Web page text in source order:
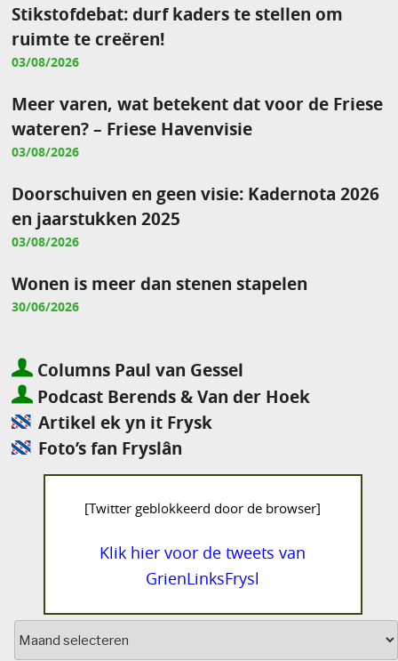
Stikstofdebat: durf kaders te stellen om
ruimte te creëren!
03/08/2026
Meer varen, wat betekent dat voor de Friese
wateren? – Friese Havenvisie
03/08/2026
Doorschuiven en geen visie: Kadernota 2026
en jaarstukken 2025
03/08/2026
Wonen is meer dan stenen stapelen
30/06/2026
Columns Paul van Gessel
Podcast Berends & Van der Hoek
Artikel ek yn it Frysk
Foto’s fan Fryslân
[Twitter geblokkeerd door de browser]
Klik hier voor de tweets van
GrienLinksFrysl